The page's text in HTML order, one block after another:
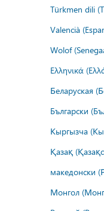
Türkmen dili
Valencià
Wolof
Ελληνικά
Беларуская
Български
Кыргызча
Қазақ
македонски
Монгол